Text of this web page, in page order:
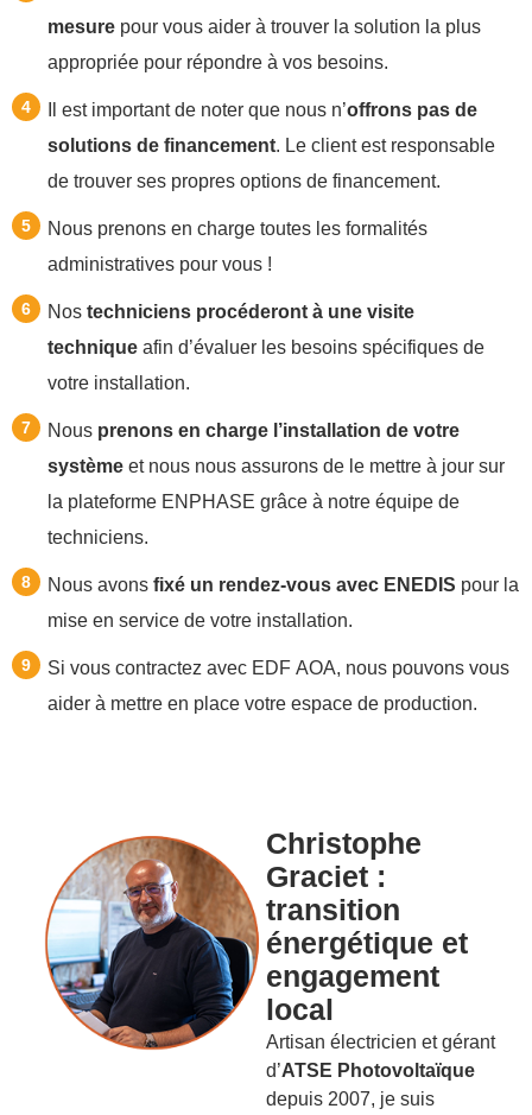
mesure pour vous aider à trouver la solution la plus
appropriée pour répondre à vos besoins.
Il est important de noter que nous n’offrons pas de
solutions de financement. Le client est responsable
de trouver ses propres options de financement.
Nous prenons en charge toutes les formalités
administratives pour vous !
Nos techniciens procéderont à une visite
technique afin d’évaluer les besoins spécifiques de
votre installation.
Nous prenons en charge l’installation de votre
système et nous nous assurons de le mettre à jour sur
la plateforme ENPHASE grâce à notre équipe de
techniciens.
Nous avons fixé un rendez-vous avec ENEDIS pour la
mise en service de votre installation.
Si vous contractez avec EDF AOA, nous pouvons vous
aider à mettre en place votre espace de production.
Christophe
Graciet :
transition
énergétique et
engagement
local
Artisan électricien et gérant
d’ATSE Photovoltaïque
depuis 2007, je suis